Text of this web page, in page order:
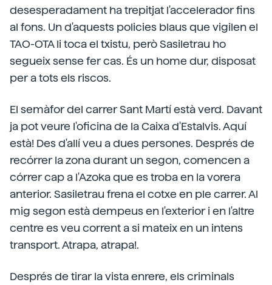
desesperadament ha trepitjat l'accelerador fins
al fons. Un d'aquests policies blaus que vigilen el
TAO-OTA li toca el txistu, però Sasiletrau ho
segueix sense fer cas. És un home dur, disposat
per a tots els riscos.
El semàfor del carrer Sant Martí està verd. Davant
ja pot veure l'oficina de la Caixa d'Estalvis. Aquí
està! Des d'allí veu a dues persones. Després de
recórrer la zona durant un segon, comencen a
córrer cap a l'Azoka que es troba en la vorera
anterior. Sasiletrau frena el cotxe en ple carrer. Al
mig segon està dempeus en l'exterior i en l'altre
centre es veu corrent a si mateix en un intens
transport. Atrapa, atrapa!.
Després de tirar la vista enrere, els criminals